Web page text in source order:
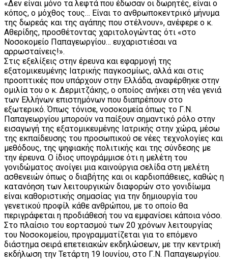
«Δεν είναι μόνο τα λεφτά που έδωσαν οι δωρητές, είναι ο
κόπος, ο μόχθος τους… Είναι το ανθρωποκεντρικό μήνυμα
της δωρεάς και της αγάπης που στέλνουν», ανέφερε ο κ.
Αθερίδης, προσθέτοντας χαριτολογώντας ότι «στο
Νοσοκομείο Παπαγεωργίου… ευχαριστιέσαι να
αρρωσταίνεις!».
Στις εξελίξεις στην έρευνα και εφαρμογή της
εξατομικευμένης Ιατρικής παγκοσμίως, αλλά και στις
προοπτικές που υπάρχουν στην Ελλάδα, αναφέρθηκε στην
ομιλία του ο κ. Δερμιτζάκης, ο οποίος ανήκει στη νέα γενιά
των Ελλήνων επιστημόνων που διαπρέπουν στο
εξωτερικό. Όπως τόνισε, νοσοκομεία όπως το Γ.Ν.
Παπαγεωργίου μπορούν να παίξουν σημαντικό ρόλο στην
εισαγωγή της εξατομικευμένης Ιατρικής στην χώρα, μέσω
της εκπαίδευσης του προσωπικού σε νέες τεχνολογίες και
μεθόδους, της ψηφιακής πολιτικής και της σύνδεσης με
την έρευνα. Ο ίδιος υπογράμμισε ότι η μελέτη του
γονιδώματος ανοίγει μια καινούργια σελίδα στη μελέτη
ασθενειών όπως ο διαβήτης και οι καρδιοπάθειες, καθώς η
κατανόηση των λειτουργικών διαφορών στο γονιδίωμα
είναι καθοριστικής σημασίας για την δημιουργία του
γενετικού προφίλ κάθε ανθρώπου, με το οποίο θα
περιγράφεται η προδιάθεσή του να εμφανίσει κάποια νόσο.
Στο πλαίσιο του εορτασμού των 20 χρόνων λειτουργίας
του Νοσοκομείου, προγραμματίζεται για το επόμενο
διάστημα σειρά επετειακών εκδηλώσεων, με την κεντρική
εκδήλωση την Τετάρτη 19 Ιουνίου, στο Γ.Ν. Παπαγεωργίου.